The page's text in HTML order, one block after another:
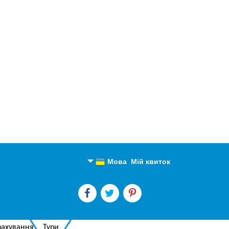
Мій квиток
Мова
Англійська